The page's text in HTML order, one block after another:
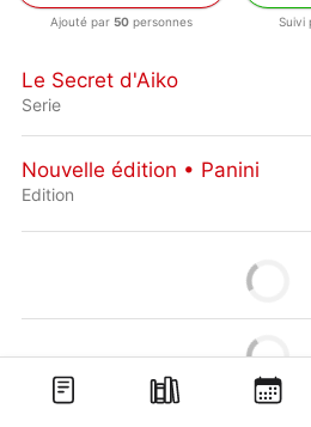
Ajouté par 50personnes Suivi
Le Secret d'Aiko
Serie
Nouvelle édition • Panini
Edition